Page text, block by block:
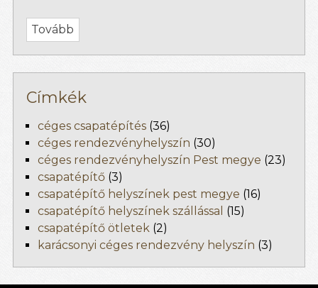
Tovább
Címkék
céges csapatépítés (36)
céges rendezvényhelyszín (30)
céges rendezvényhelyszín Pest megye (23)
csapatépítő (3)
csapatépítő helyszínek pest megye (16)
csapatépítő helyszínek szállással (15)
csapatépítő ötletek (2)
karácsonyi céges rendezvény helyszín (3)